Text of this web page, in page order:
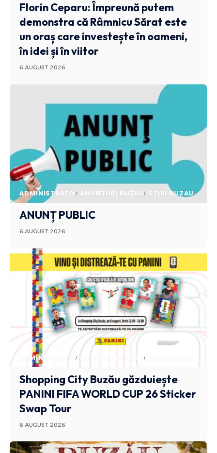
Florin Ceparu: Împreună putem
demonstra că Râmnicu Sărat este
un oraș care investește în oameni,
în idei și în viitor
6 AUGUST 2026
ADMINISTRATIV ANUNTURI BUZAU STIRI BUZAU
ANUNȚ PUBLIC
6 AUGUST 2026
ADMINISTRATIV ANUNTURI BUZAU
Shopping City Buzău găzduiește
PANINI FIFA WORLD CUP 26 Sticker
Swap Tour
6 AUGUST 2026